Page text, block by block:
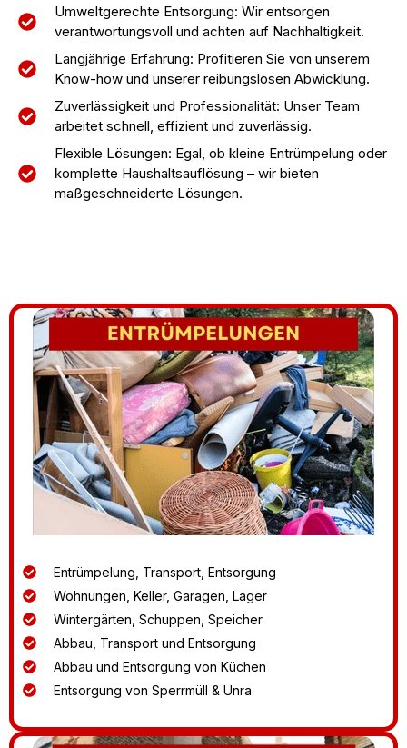
Umweltgerechte Entsorgung: Wir entsorgen
verantwortungsvoll und achten auf Nachhaltigkeit.
Langjährige Erfahrung: Profitieren Sie von unserem
Know-how und unserer reibungslosen Abwicklung.
Zuverlässigkeit und Professionalität: Unser Team
arbeitet schnell, effizient und zuverlässig.
Flexible Lösungen: Egal, ob kleine Entrümpelung oder
komplette Haushaltsauflösung – wir bieten
maßgeschneiderte Lösungen.
Entrümpelung, Transport, Entsorgung
Wohnungen, Keller, Garagen, Lager
Wintergärten, Schuppen, Speicher
Abbau, Transport und Entsorgung
Abbau und Entsorgung von Küchen
Entsorgung von Sperrmüll & Unra